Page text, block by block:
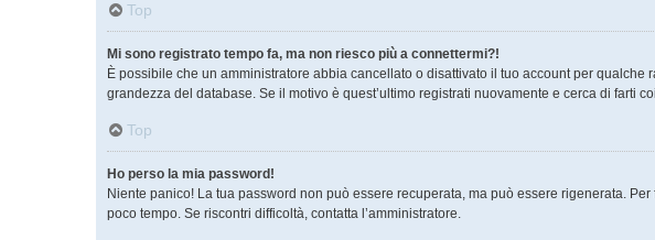
Top
Mi sono registrato tempo fa, ma non riesco più a connettermi?!
È possibile che un amministratore abbia cancellato o disattivato il tuo account per
grandezza del database. Se il motivo è quest’ultimo registrati nuovamente e cerca di farti
Top
Ho perso la mia password!
Niente panico! La tua password non può essere recuperata, ma può essere rigenerata.
poco tempo. Se riscontri difficoltà, contatta l’amministratore.